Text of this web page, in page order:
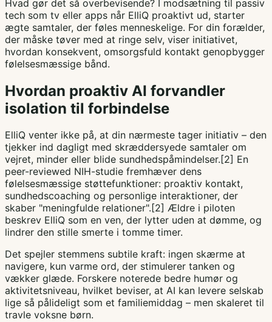
Hvad gør det så overbevisende? I modsætning til passiv
tech som tv eller apps når ElliQ proaktivt ud, starter
ægte samtaler, der føles menneskelige. For din forælder,
der måske tøver med at ringe selv, viser initiativet,
hvordan konsekvent, omsorgsfuld kontakt genopbygger
følelsesmæssige bånd.
Hvordan proaktiv AI forvandler
isolation til forbindelse
ElliQ venter ikke på, at din nærmeste tager initiativ – den
tjekker ind dagligt med skræddersyede samtaler om
vejret, minder eller blide sundhedspåmindelser.[2] En
peer-reviewed NIH-studie fremhæver dens
følelsesmæssige støttefunktioner: proaktiv kontakt,
sundhedscoaching og personlige interaktioner, der
skaber "meningfulde relationer".[2] Ældre i piloten
beskrev ElliQ som en ven, der lytter uden at dømme, og
lindrer den stille smerte i tomme timer.
Det spejler stemmens subtile kraft: ingen skærme at
navigere, kun varme ord, der stimulerer tanken og
vækker glæde. Forskere noterede bedre humør og
aktivitetsniveau, hvilket beviser, at AI kan levere selskab
lige så pålideligt som et familiemiddag – men skaleret til
travle voksne børn.